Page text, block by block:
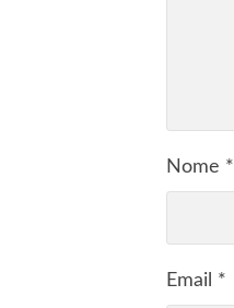
Nome *
Email *